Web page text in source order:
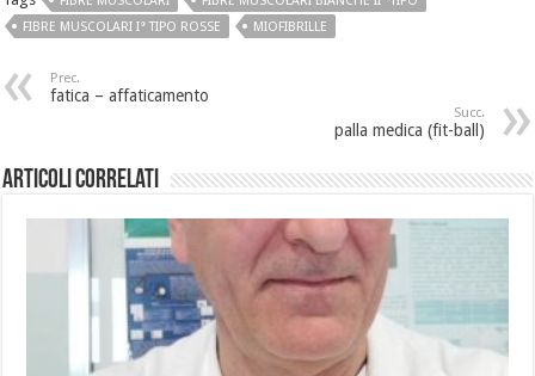
FIBRE MUSCOLARI I° TIPO ROSSE
MIOFIBRILLE
Prec.
fatica – affaticamento
Succ.
palla medica (fit-ball)
Articoli Correlati